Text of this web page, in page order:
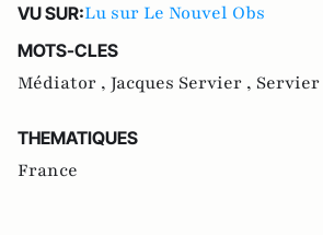
VU SUR:Lu sur Le Nouvel Obs
MOTS-CLES
Médiator , Jacques Servier , Servier
THEMATIQUES
France